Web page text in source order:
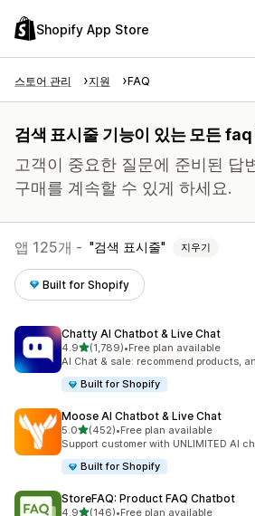
Shopify App Store
스토어 관리 지원 FAQ
검색 표시줄 기능이 있는 모든 faq
고객이 중요한 질문에 준비된 답
구매를 계속할 수 있게 하세요.
앱 125개 - 검색 표시줄 지우기
Built for Shopify
Chatty AI Chatbot & Live Chat
4.9별 5개 중
(1,789)
총 리뷰 1789개
•Free plan available
AI Chat & sale: recommend products,
Built for Shopify
Moose AI Chatbot & Live Chat
5.0별 5개 중
(452)
총 리뷰 452개
•Free plan available
Support customer with UNLIMITED AI
Built for Shopify
StoreFAQ: Product FAQ Chatbot
4.9별 5개 중
(146)•Free plan available